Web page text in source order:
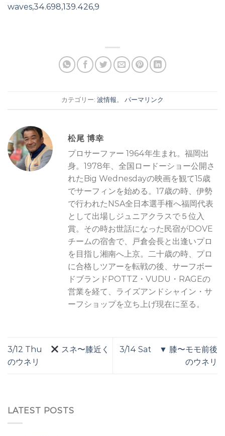
waves,34.698,139.426,9
カテゴリー: 波情報。 パーマリンク
松尾 博幸
プロサーファー 1964年生まれ。福岡出
身。1978年、全国ロードーショー公開さ
れたBig Wednesdayの映画を観て15歳
でサーフィンを始める。17歳の時、伊勢
で行われたNSA全日本選手権へ福岡代表
として出場しジュニアクラスで５位入
賞。その時お世話になった民宿がDOVE
チームの宿舎で、戸倉会長と出逢いプロ
を目指し湘南へ上京。二十歳の時、プロ
に合格しツアーを転戦の後、サーフボー
ドブランドPOTTZ・VUDU・RAGEの
営業を経て、ライズアンドシャイン・サ
ーフショップを立ち上げ現在に至る。
3/12 Thu
スネ〜膝近く
のウネリ
3/14 Sat ▼ 膝〜モモ前後
のウネリ
LATEST POSTS